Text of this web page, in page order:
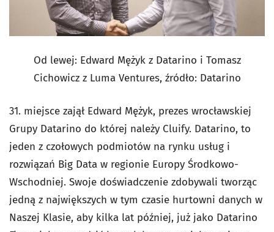
Od lewej: Edward Mężyk z Datarino i Tomasz
Cichowicz z Luma Ventures, źródło: Datarino
31. miejsce zajął Edward Mężyk, prezes wrocławskiej
Grupy Datarino do której należy Cluify. Datarino, to
jeden z czołowych podmiotów na rynku usług i
rozwiązań Big Data w regionie Europy Środkowo-
Wschodniej. Swoje doświadczenie zdobywali tworząc
jedną z największych w tym czasie hurtowni danych w
Naszej Klasie, aby kilka lat później, już jako Datarino